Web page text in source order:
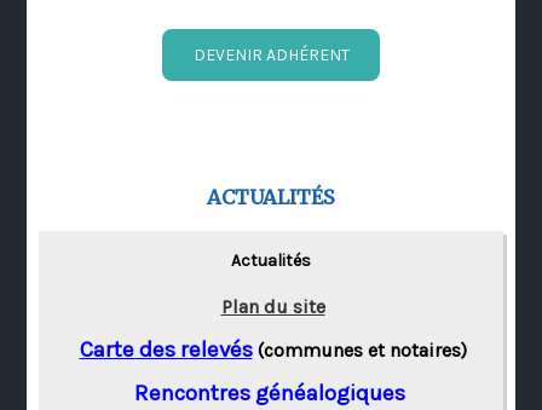
DEVENIR ADHÉRENT
ACTUALITÉS
Actualités
Plan du site
Carte des relevés(communes et notaires)
Rencontres généalogiques